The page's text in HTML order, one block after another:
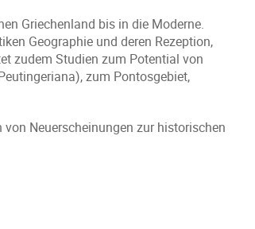
Griechenland bis in die Moderne.
Geographie und deren Rezeption,
zudem Studien zum Potential von
zum Pontosgebiet,
Neuerscheinungen zur historischen